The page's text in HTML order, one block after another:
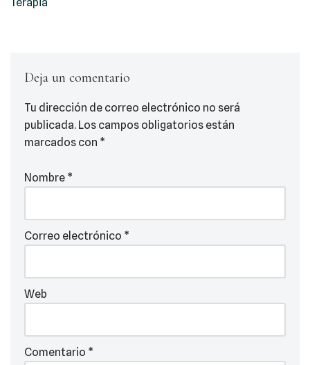
Deja un comentario
Tu dirección de correo electrónico no será
publicada. Los campos obligatorios están
marcados con *
Nombre *
Correo electrónico *
Web
Comentario *